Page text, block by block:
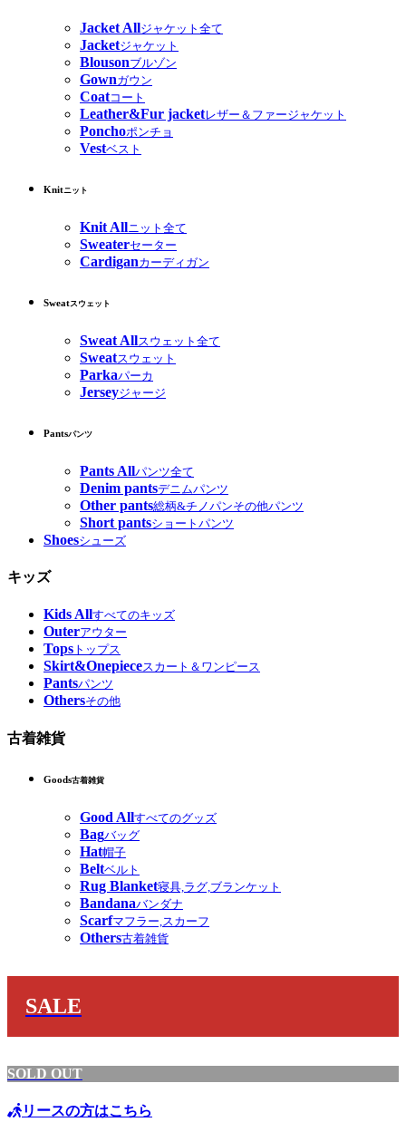
Jacket Allジャケット全て
Jacketジャケット
Blousonブルゾン
Gownガウン
Coatコート
Leather&Fur jacketレザー＆ファージャケット
Ponchoポンチョ
Vestベスト
Knitニット
Knit Allニット全て
Sweaterセーター
Cardiganカーディガン
Sweatスウェット
Sweat Allスウェット全て
Sweatスウェット
Parkaパーカ
Jerseyジャージ
Pantsパンツ
Pants Allパンツ全て
Denim pantsデニムパンツ
Other pants総柄&チノパンその他パンツ
Short pantsショートパンツ
Shoesシューズ
キッズ
Kids Allすべてのキッズ
Outerアウター
Tops トップス
Skirt&Onepieceスカート＆ワンピース
Pantsパンツ
Othersその他
古着雑貨
Goods古着雑貨
Good Allすべてのグッズ
Bagバッグ
Hat帽子
Beltベルト
Rug Blanket寝具,ラグ,ブランケット
Bandanaバンダナ
Scarfマフラー,スカーフ
Others古着雑貨
SALE
SOLD OUT
リースの方はこちら